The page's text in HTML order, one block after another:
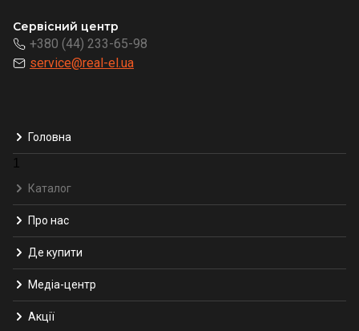
Сервісний центр
+380 (44) 233-65-98
service@real-el.ua
Головна
1
Каталог
Про нас
Де купити
Медіа-центр
Акції